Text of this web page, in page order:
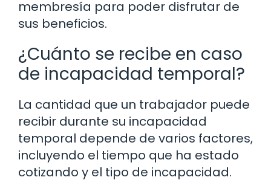
membresía para poder disfrutar de
sus beneficios.
¿Cuánto se recibe en caso
de incapacidad temporal?
La cantidad que un trabajador puede
recibir durante su incapacidad
temporal depende de varios factores,
incluyendo el tiempo que ha estado
cotizando y el tipo de incapacidad.